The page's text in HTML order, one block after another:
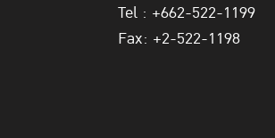
Tel : +662-522-1199
Fax: +2-522-1198